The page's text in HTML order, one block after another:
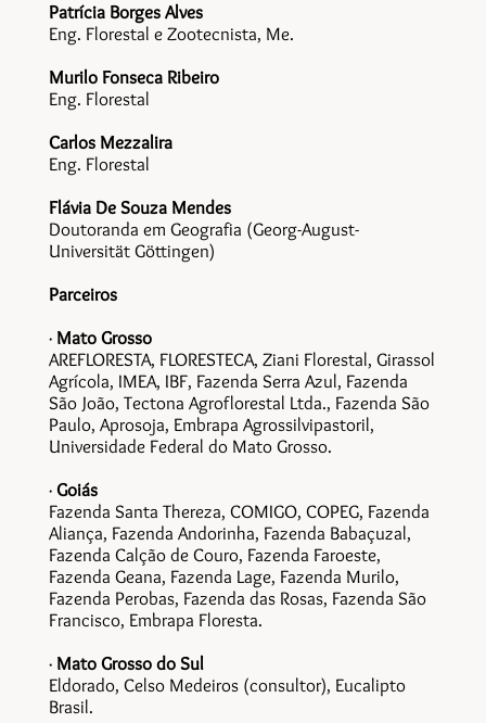
Patrícia Borges Alves
Eng. Florestal e Zootecnista, Me.
Murilo Fonseca Ribeiro
Eng. Florestal
Carlos Mezzalira
Eng. Florestal
Flávia De Souza Mendes
Doutoranda em Geografia (Georg-August-
Universität Göttingen)
Parceiros
· Mato Grosso
AREFLORESTA, FLORESTECA, Ziani Florestal, Girassol
Agrícola, IMEA, IBF, Fazenda Serra Azul, Fazenda
São João, Tectona Agroflorestal Ltda., Fazenda São
Paulo, Aprosoja, Embrapa Agrossilvipastoril,
Universidade Federal do Mato Grosso.
· Goiás
Fazenda Santa Thereza, COMIGO, COPEG, Fazenda
Aliança, Fazenda Andorinha, Fazenda Babaçuzal,
Fazenda Calção de Couro, Fazenda Faroeste,
Fazenda Geana, Fazenda Lage, Fazenda Murilo,
Fazenda Perobas, Fazenda das Rosas, Fazenda São
Francisco, Embrapa Floresta.
· Mato Grosso do Sul
Eldorado, Celso Medeiros (consultor), Eucalipto
Brasil.